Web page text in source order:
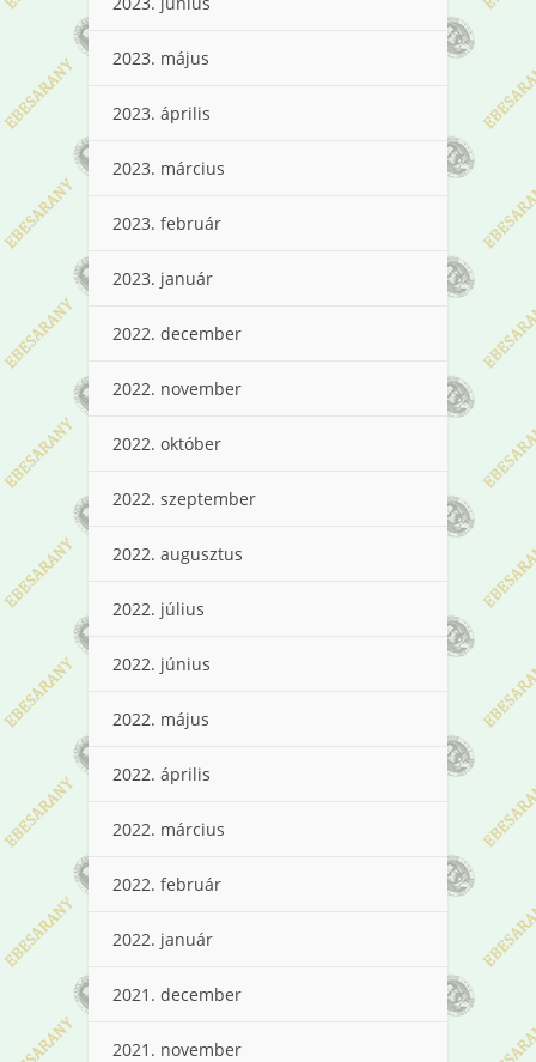
2023. május
2023. április
2023. március
2023. február
2023. január
2022. december
2022. november
2022. október
2022. szeptember
2022. augusztus
2022. július
2022. június
2022. május
2022. április
2022. március
2022. február
2022. január
2021. december
2021. november